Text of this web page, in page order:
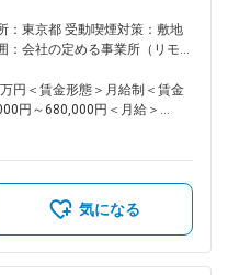
やコミュニティを共に描きつ
様な人財の力を結集し、組織基
す。特に、中堅層社員の層を
大規模な土木構造物など、様々
す。ゼネコンでの同様の設備
社後教育のうえ現場配属とさせ
どを配備して工事を進める必要
：東京都 受動喫煙対策：敷地
：会社の定める事業所（リモー
円＜賃金形態＞月給制＜賃金
円～680,000円＜月給＞
／42歳：1150万※地域限定職
の提示になります。賃金は
選考を通じて上下する可能性が
気になる